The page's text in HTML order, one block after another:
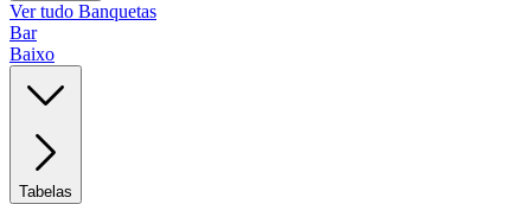
Ver tudo Banquetas
Bar
Baixo
Tabelas